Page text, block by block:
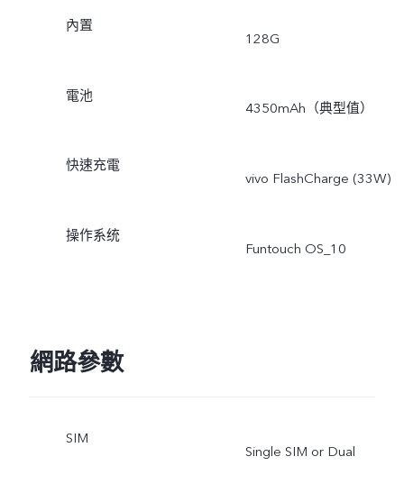
內置
128G
電池
4350mAh（典型值）
快速充電
vivo FlashCharge (33W)
操作系统
Funtouch OS_10
網路參數
SIM
Single SIM or Dual